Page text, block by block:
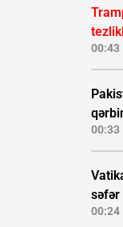
00:43
00:33
səfər
00:24